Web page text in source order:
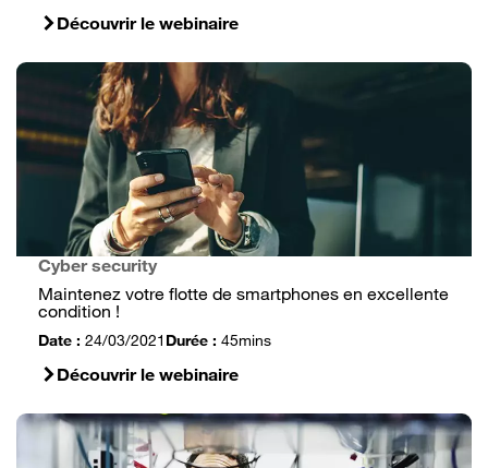
Découvrir le webinaire
Cyber security
Maintenez votre flotte de smartphones en excellente
condition !
Date : 24/03/2021 Durée : 45mins
Découvrir le webinaire